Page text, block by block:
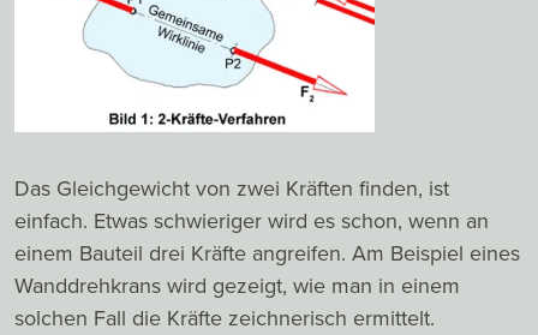
Das Gleichgewicht von zwei Kräften finden, ist
einfach. Etwas schwieriger wird es schon, wenn an
einem Bauteil drei Kräfte angreifen. Am Beispiel eines
Wanddrehkrans wird gezeigt, wie man in einem
solchen Fall die Kräfte zeichnerisch ermittelt.